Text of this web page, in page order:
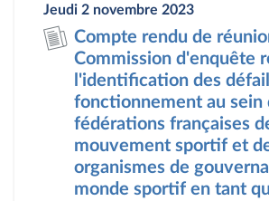
Jeudi 2 novembre 2023
Compte rendu de
Commission d'enquête
l'identification des
fonctionnement au sein
fédérations françaises
mouvement sportif et
organismes de
monde sportif en tant